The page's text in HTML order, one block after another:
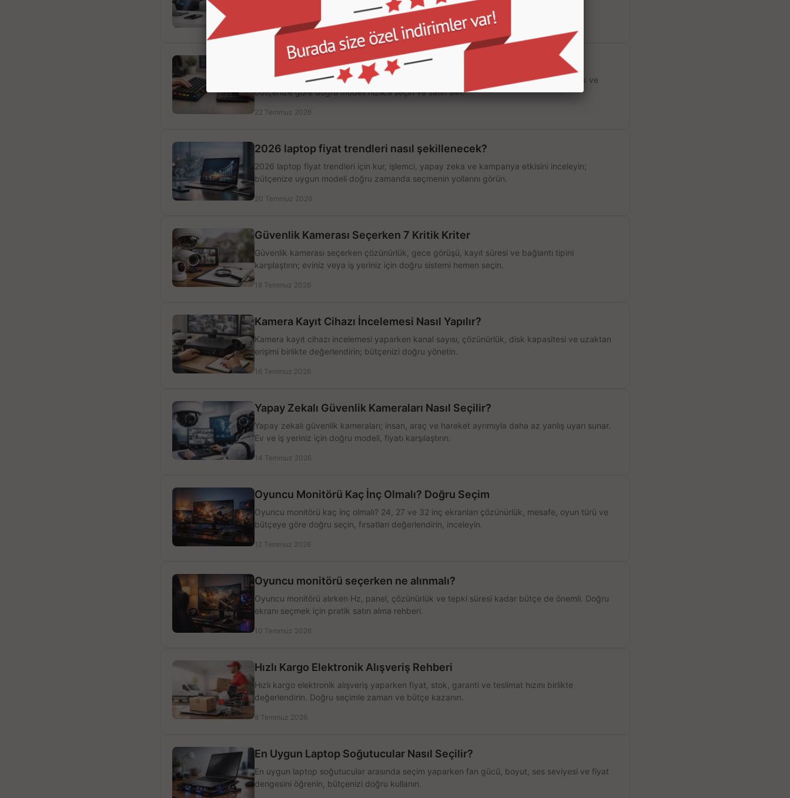
güçlendirin; doğru ayar ve ekipmanla hızı artırın, hemen bugün.
24 Temmuz 2026
Mekanik Klavye mi, Membran Klavye mi Alınır?
Mekanik klavye membran klavye farklarını öğrenin; oyun, ofis, ses seviyesi, dayanıklılık ve
bütçenize göre doğru modeli hızlıca seçin ve satın alın.
22 Temmuz 2026
2026 laptop fiyat trendleri nasıl şekillenecek?
2026 laptop fiyat trendleri için kur, işlemci, yapay zeka ve kampanya etkisini inceleyin;
bütçenize uygun modeli doğru zamanda seçmenin yollarını görün.
20 Temmuz 2026
Güvenlik Kamerası Seçerken 7 Kritik Kriter
Güvenlik kamerası seçerken çözünürlük, gece görüşü, kayıt süresi ve bağlantı tipini
karşılaştırın; eviniz veya iş yeriniz için doğru sistemi hemen seçin.
18 Temmuz 2026
Kamera Kayıt Cihazı İncelemesi Nasıl Yapılır?
Kamera kayıt cihazı incelemesi yaparken kanal sayısı, çözünürlük, disk kapasitesi ve uzaktan
erişimi birlikte değerlendirin; bütçenizi doğru yönetin.
16 Temmuz 2026
Yapay Zekalı Güvenlik Kameraları Nasıl Seçilir?
Yapay zekalı güvenlik kameraları; insan, araç ve hareket ayrımıyla daha az yanlış uyarı sunar.
Ev ve iş yeriniz için doğru modeli, fiyatı karşılaştırın.
14 Temmuz 2026
Oyuncu Monitörü Kaç İnç Olmalı? Doğru Seçim
Oyuncu monitörü kaç inç olmalı? 24, 27 ve 32 inç ekranları çözünürlük, mesafe, oyun türü ve
bütçeye göre doğru seçin, fırsatları değerlendirin, inceleyin.
12 Temmuz 2026
Oyuncu monitörü seçerken ne alınmalı?
Oyuncu monitörü alırken Hz, panel, çözünürlük ve tepki süresi kadar bütçe de önemli. Doğru
ekranı seçmek için pratik satın alma rehberi.
10 Temmuz 2026
Hızlı Kargo Elektronik Alışveriş Rehberi
Hızlı kargo elektronik alışveriş yaparken fiyat, stok, garanti ve teslimat hızını birlikte
değerlendirin. Doğru seçimle zaman ve bütçe kazanın.
8 Temmuz 2026
En Uygun Laptop Soğutucular Nasıl Seçilir?
En uygun laptop soğutucular arasında seçim yaparken fan gücü, boyut, ses seviyesi ve fiyat
dengesini öğrenin, bütçenizi doğru kullanın.